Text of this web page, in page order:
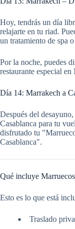
Hoy, tendrás un día
relajarte en tu riad.
un tratamiento de spa
Por la noche, puedes
restaurante especial
Día 14: Marrakech a
Después del
Casablanca para tu
disfrutado tu
Casablanca".
Qué incluye
Esto es lo que está
Traslado